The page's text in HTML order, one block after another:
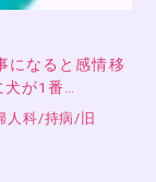
になると感情移
が1番…
人科/持病 /旧